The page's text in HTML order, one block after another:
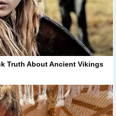
Truth About Ancient Vikings